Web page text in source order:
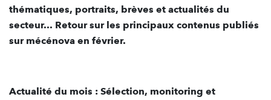
thématiques, portraits, brèves et actualités du
secteur... Retour sur les principaux contenus publiés
sur mécénova en février.
Actualité du mois : Sélection, monitoring et